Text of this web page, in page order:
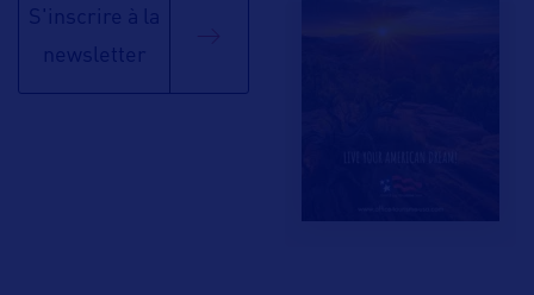
S'inscrire à la
newsletter